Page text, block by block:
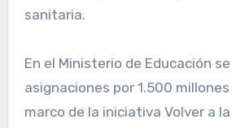
sanitaria.
En el Ministerio de Educación
asignaciones por 1.500
marco de la iniciativa Volver a